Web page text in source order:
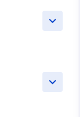
keyboard_arrow_down
keyboard_arrow_down